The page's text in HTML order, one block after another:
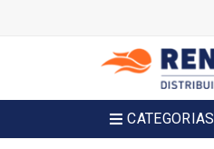
CATEGORIAS